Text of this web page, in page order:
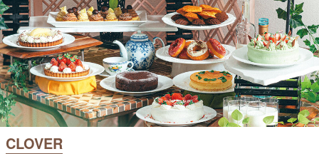
CLOVER